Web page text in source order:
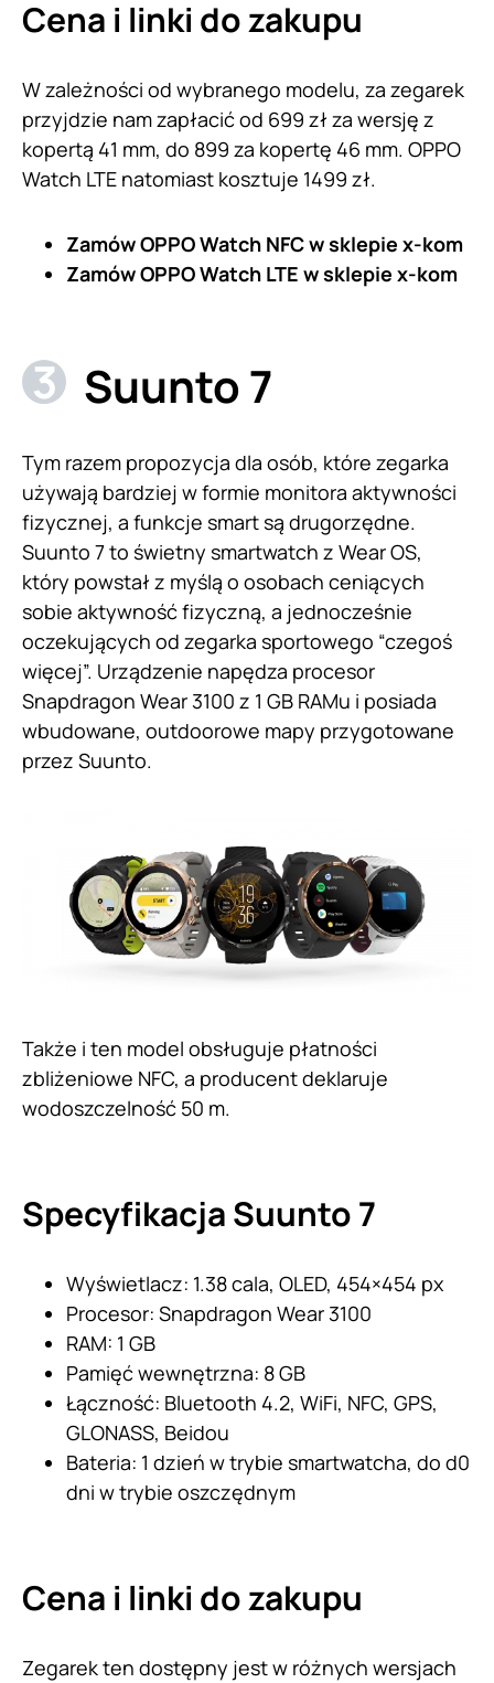
Cena i linki do zakupu
W zależności od wybranego modelu, za zegarek
przyjdzie nam zapłacić od 699 zł za wersję z
kopertą 41 mm, do 899 za kopertę 46 mm. OPPO
Watch LTE natomiast kosztuje 1499 zł.
Zamów OPPO Watch NFCw sklepie x-kom
Zamów OPPO Watch LTE w sklepie x-kom
Suunto 7
Tym razem propozycja dla osób, które zegarka
używają bardziej w formie monitora aktywności
fizycznej, a funkcje smart są drugorzędne.
Suunto 7 to świetny smartwatch z Wear OS,
który powstał z myślą o osobach ceniących
sobie aktywność fizyczną, a jednocześnie
oczekujących od zegarka sportowego “czegoś
więcej”. Urządzenie napędza procesor
Snapdragon Wear 3100 z 1 GB RAMu i posiada
wbudowane, outdoorowe mapy przygotowane
przez Suunto.
Także i ten model obsługuje płatności
zbliżeniowe NFC, a producent deklaruje
wodoszczelność 50 m.
Specyfikacja Suunto 7
Wyświetlacz: 1.38 cala, OLED, 454×454 px
Procesor: Snapdragon Wear 3100
RAM: 1 GB
Pamięć wewnętrzna: 8 GB
Łączność: Bluetooth 4.2, WiFi, NFC, GPS,
GLONASS, Beidou
Bateria: 1 dzień w trybie smartwatcha, do d0
dni w trybie oszczędnym
Cena i linki do zakupu
Zegarek ten dostępny jest w różnych wersjach